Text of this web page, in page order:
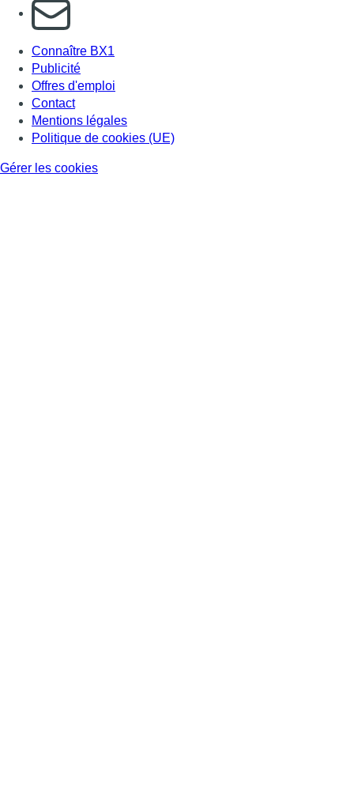
S'abonner à notre newsletter
Connaître BX1
Publicité
Offres d'emploi
Contact
Mentions légales
Politique de cookies (UE)
Gérer les cookies